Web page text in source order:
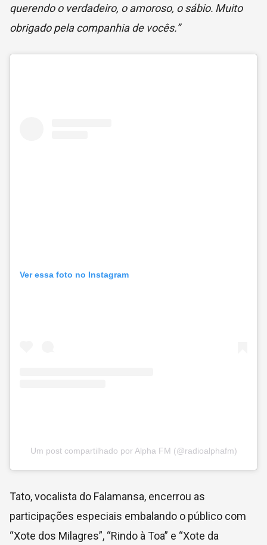
querendo o verdadeiro, o amoroso, o sábio. Muito
obrigado pela companhia de vocês.”
Ver essa foto no Instagram
Um post compartilhado por Alpha FM (@radioalphafm)
Tato, vocalista do Falamansa, encerrou as
participações especiais embalando o público com
“Xote dos Milagres”, “Rindo à Toa” e “Xote da